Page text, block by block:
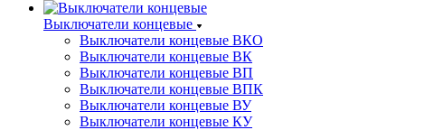
Выключатели концевые
Выключатели концевые ВКО
Выключатели концевые ВК
Выключатели концевые ВП
Выключатели концевые ВПК
Выключатели концевые ВУ
Выключатели концевые КУ